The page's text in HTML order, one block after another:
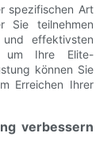
spezifischen Art
Sie teilnehmen
effektivsten
um Ihre Elite-
können Sie
Erreichen Ihrer
verbessern